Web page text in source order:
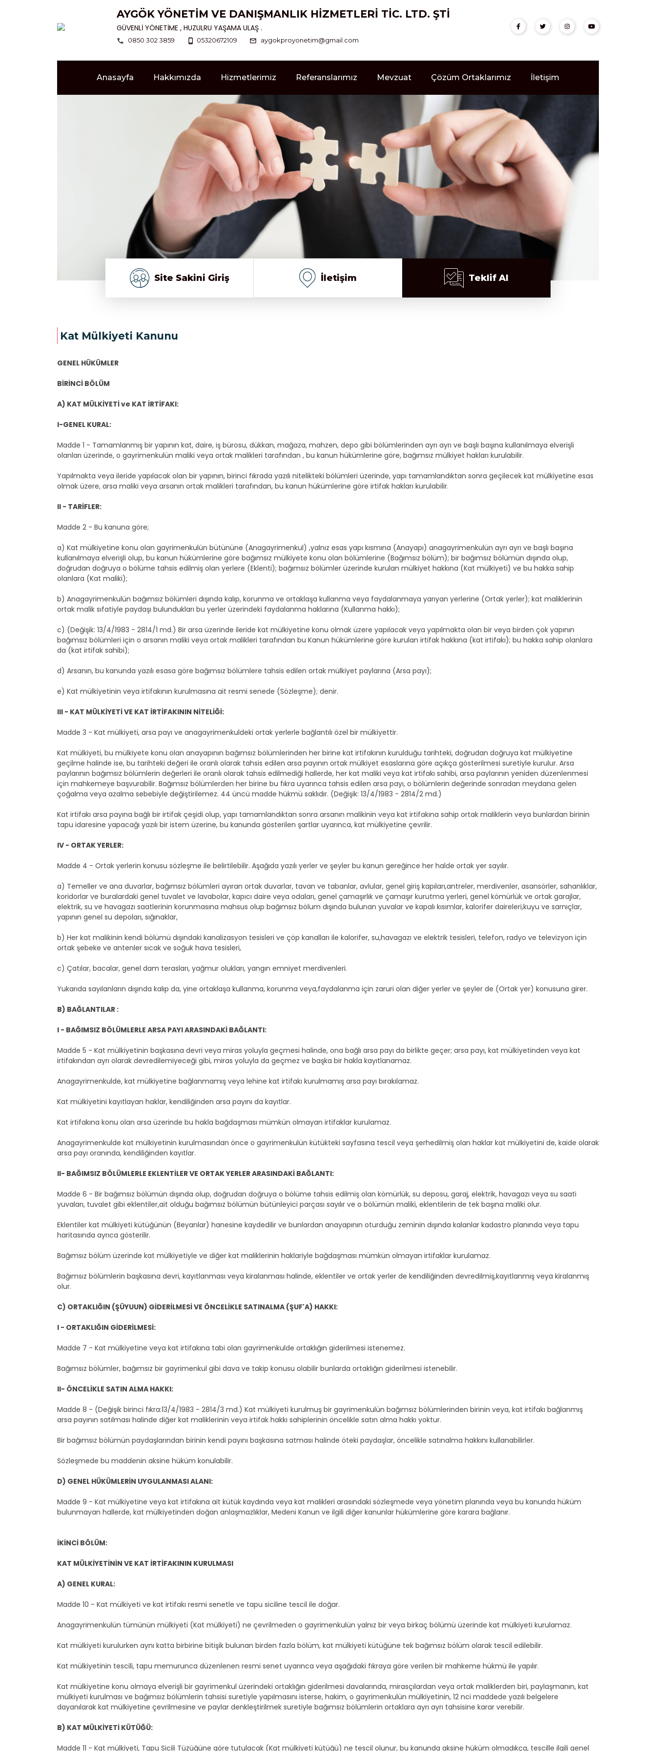
AYGÖK YÖNETİM VE DANIŞMANLIK HİZMETLERİ TİC. LTD. ŞTİ
GÜVENLİ YÖNETİME , HUZULRU YAŞAMA ULAŞ .
0850 302 3859 05320672109 aygokproyonetim@gmail.com
Anasayfa Hakkımızda Hizmetlerimiz Referanslarımız Mevzuat Çözüm Ortaklarımız İletişim
Site Sakini Giriş İletişim Teklif Al
Kat Mülkiyeti Kanunu
GENEL HÜKÜMLER
BİRİNCİ BÖLÜM
A) KAT MÜLKİYETİ ve KAT İRTİFAKI:
I-GENEL KURAL:
Madde 1 - Tamamlanmış bir yapının kat, daire, iş bürosu, dükkan, mağaza, mahzen, depo gibi bölümlerinden ayrı ayrı ve başlı başına kullanılmaya elverişli
olanları üzerinde, o gayrimenkulün maliki veya ortak malikleri tarafından , bu kanun hükümlerine göre, bağımsız mülkiyet hakları kurulabilir.
Yapılmakta veya ileride yapılacak olan bir yapının, birinci fıkrada yazılı nitelikteki bölümleri üzerinde, yapı tamamlandıktan sonra geçilecek kat mülkiyetine esas
olmak üzere, arsa maliki veya arsanın ortak malikleri tarafından, bu kanun hükümlerine göre irtifak hakları kurulabilir.
II - TARİFLER:
Madde 2 - Bu kanuna göre;
a) Kat mülkiyetine konu olan gayrimenkulün bütününe (Anagayrimenkul) ,yalnız esas yapı kısmına (Anayapı) anagayrimenkulün ayrı ayrı ve başlı başına
kullanılmaya elverişli olup, bu kanun hükümlerine göre bağımsız mülkiyete konu olan bölümlerine (Bağımsız bölüm); bir bağımsız bölümün dışında olup,
doğrudan doğruya o bölüme tahsis edilmiş olan yerlere (Eklenti); bağımsız bölümler üzerinde kurulan mülkiyet hakkına (Kat mülkiyeti) ve bu hakka sahip
olanlara (Kat maliki);
b) Anagayrimenkulün bağımsız bölümleri dışında kalıp, korunma ve ortaklaşa kullanma veya faydalanmaya yarıyan yerlerine (Ortak yerler); kat maliklerinin
ortak malik sıfatiyle paydaşı bulundukları bu yerler üzerindeki faydalanma haklarına (Kullanma hakkı);
c) (Değişik: 13/4/1983 - 2814/1 md.) Bir arsa üzerinde ileride kat mülkiyetine konu olmak üzere yapılacak veya yapılmakta olan bir veya birden çok yapının
bağımsız bölümleri için o arsanın maliki veya ortak malikleri tarafından bu Kanun hükümlerine göre kurulan irtifak hakkına (kat irtifakı); bu hakka sahip olanlara
da (kat irtifak sahibi);
d) Arsanın, bu kanunda yazılı esasa göre bağımsız bölümlere tahsis edilen ortak mülkiyet paylarına (Arsa payı);
e) Kat mülkiyetinin veya irtifakının kurulmasına ait resmi senede (Sözleşme); denir.
III - KAT MÜLKİYETİ VE KAT İRTİFAKININ NİTELİĞİ:
Madde 3 - Kat mülkiyeti, arsa payı ve anagayrimenkuldeki ortak yerlerle bağlantılı özel bir mülkiyettir.
Kat mülkiyeti, bu mülkiyete konu olan anayapının bağımsız bölümlerinden her birine kat irtifakının kurulduğu tarihteki, doğrudan doğruya kat mülkiyetine
geçilme halinde ise, bu tarihteki değeri ile oranlı olarak tahsis edilen arsa payının ortak mülkiyet esaslarına göre açıkça gösterilmesi suretiyle kurulur. Arsa
paylarının bağımsız bölümlerin değerleri ile oranlı olarak tahsis edilmediği hallerde, her kat maliki veya kat irtifakı sahibi, arsa paylarının yeniden düzenlenmesi
için mahkemeye başvurabilir. Bağımsız bölümlerden her birine bu fıkra uyarınca tahsis edilen arsa payı, o bölümlerin değerinde sonradan meydana gelen
çoğalma veya azalma sebebiyle değiştirilemez. 44 üncü madde hükmü saklıdır. (Değişik: 13/4/1983 - 2814/2 md.)
Kat irtifakı arsa payına bağlı bir irtifak çeşidi olup, yapı tamamlandıktan sonra arsanın malikinin veya kat irtifakına sahip ortak maliklerin veya bunlardan birinin
tapu idaresine yapacağı yazılı bir istem üzerine, bu kanunda gösterilen şartlar uyarınca, kat mülkiyetine çevrilir.
IV - ORTAK YERLER:
Madde 4 - Ortak yerlerin konusu sözleşme ile belirtilebilir. Aşağıda yazılı yerler ve şeyler bu kanun gereğince her halde ortak yer sayılır.
a) Temeller ve ana duvarlar, bağımsız bölümleri ayıran ortak duvarlar, tavan ve tabanlar, avlular, genel giriş kapıları,antreler, merdivenler, asansörler, sahanlıklar,
koridorlar ve buralardaki genel tuvalet ve lavabolar, kapıcı daire veya odaları, genel çamaşırlık ve çamaşır kurutma yerleri, genel kömürlük ve ortak garajlar,
elektrik, su ve havagazı saatlerinin korunmasına mahsus olup bağımsız bölum dışında bulunan yuvalar ve kapalı kısımlar, kalorifer daireleri,kuyu ve sarnıçlar,
yapının genel su depoları, sığınaklar,
b) Her kat malikinin kendi bölümü dışındaki kanalizasyon tesisleri ve çöp kanalları ile kalorifer, su,havagazı ve elektrik tesisleri, telefon, radyo ve televizyon için
ortak şebeke ve antenler sıcak ve soğuk hava tesisleri,
c) Çatılar, bacalar, genel dam terasları, yağmur olukları, yangın emniyet merdivenleri.
Yukarıda sayılanların dışında kalıp da, yine ortaklaşa kullanma, korunma veya,faydalanma için zaruri olan diğer yerler ve şeyler de (Ortak yer) konusuna girer.
B) BAĞLANTILAR :
I - BAĞIMSIZ BÖLÜMLERLE ARSA PAYI ARASINDAKİ BAĞLANTI:
Madde 5 - Kat mülkiyetinin başkasına devri veya miras yoluyla geçmesi halinde, ona bağlı arsa payı da birlikte geçer; arsa payı, kat mülkiyetinden veya kat
irtifakından ayrı olarak devredilemiyeceği gibi, miras yoluyla da geçmez ve başka bir hakla kayıtlanamaz.
Anagayrimenkulde, kat mülkiyetine bağlanmamış veya lehine kat irtifakı kurulmamış arsa payı bırakılamaz.
Kat mülkiyetini kayıtlayan haklar, kendiliğinden arsa payını da kayıtlar.
Kat irtifakına konu olan arsa üzerinde bu hakla bağdaşması mümkün olmayan irtifaklar kurulamaz.
Anagayrimenkulde kat mülkiyetinin kurulmasından önce o gayrimenkulün kütükteki sayfasına tescil veya şerhedilmiş olan haklar kat mülkiyetini de, kaide olarak
arsa payı oranında, kendiliğinden kayıtlar.
II- BAĞIMSIZ BÖLÜMLERLE EKLENTİLER VE ORTAK YERLER ARASINDAKİ BAĞLANTI:
Madde 6 - Bir bağımsız bölümün dışında olup, doğrudan doğruya o bölüme tahsis edilmiş olan kömürlük, su deposu, garaj, elektrik, havagazı veya su saati
yuvaları, tuvalet gibi eklentiler,ait olduğu bağımsız bölümün bütünleyici parçası sayılır ve o bölümün maliki, eklentilerin de tek başına maliki olur.
Eklentiler kat mülkiyeti kütüğünün (Beyanlar) hanesine kaydedilir ve bunlardan anayapının oturduğu zeminin dışında kalanlar kadastro planında veya tapu
haritasında ayrıca gösterilir.
Bağımsız bölüm üzerinde kat mülkiyetiyle ve diğer kat maliklerinin haklariyle bağdaşması mümkün olmayan irtifaklar kurulamaz.
Bağımsız bölümlerin başkasına devri, kayıtlanması veya kiralanması halinde, eklentiler ve ortak yerler de kendiliğinden devredilmiş,kayıtlanmış veya kiralanmış
olur.
C) ORTAKLIĞIN (ŞÜYUUN) GİDERİLMESİ VE ÖNCELİKLE SATINALMA (ŞUF'A) HAKKI:
I - ORTAKLIĞIN GİDERİLMESİ:
Madde 7 - Kat mülkiyetine veya kat irtifakına tabi olan gayrimenkulde ortaklığın giderilmesi istenemez.
Bağımsız bölümler, bağımsız bir gayrimenkul gibi dava ve takip konusu olabilir bunlarda ortaklığın giderilmesi istenebilir.
II- ÖNCELİKLE SATIN ALMA HAKKI:
Madde 8 - (Değişik birinci fıkra:13/4/1983 - 2814/3 md.) Kat mülkiyeti kurulmuş bir gayrimenkulün bağımsız bölümlerinden birinin veya, kat irtifakı bağlanmış
arsa payının satılması halinde diğer kat maliklerinin veya irtifak hakkı sahiplerinin öncelikle satın alma hakkı yoktur.
Bir bağımsız bölümün paydaşlarından birinin kendi payını başkasına satması halinde öteki paydaşlar, öncelikle satınalma hakkını kullanabilirler.
Sözleşmede bu maddenin aksine hüküm konulabilir.
D) GENEL HÜKÜMLERİN UYGULANMASI ALANI:
Madde 9 - Kat mülkiyetine veya kat irtifakına ait kütük kaydında veya kat malikleri arasındaki sözleşmede veya yönetim planında veya bu kanunda hüküm
bulunmayan hallerde, kat mülkiyetinden doğan anlaşmazlıklar, Medeni Kanun ve ilgili diğer kanunlar hükümlerine göre karara bağlanır.
İKİNCİ BÖLÜM:
KAT MÜLKİYETİNİN VE KAT İRTİFAKININ KURULMASI
A) GENEL KURAL:
Madde 10 - Kat mülkiyeti ve kat irtifakı resmi senetle ve tapu siciline tescil ile doğar.
Anagayrimenkulün tümünün mülkiyeti (Kat mülkiyeti) ne çevrilmeden o gayrimenkulün yalnız bir veya birkaç bölümü üzerinde kat mülkiyeti kurulamaz.
Kat mülkiyeti kurulurken aynı katta birbirine bitişik bulunan birden fazla bölüm, kat mülkiyeti kütüğüne tek bağımsız bölüm olarak tescil edilebilir.
Kat mülkiyetinin tescili, tapu memurunca düzenlenen resmi senet uyarınca veya aşağıdaki fıkraya göre verilen bir mahkeme hükmü ile yapılır.
Kat mülkiyetine konu olmaya elverişli bir gayrimenkul üzerindeki ortaklığın giderilmesi davalarında, mirasçılardan veya ortak maliklerden biri, paylaşmanın, kat
mülkiyeti kurulması ve bağımsız bölümlerin tahsisi suretiyle yapılmasını isterse, hakim, o gayrimenkulün mülkiyetinin, 12 nci maddede yazılı belgelere
dayanılarak kat mülkiyetine çevrilmesine ve paylar denkleştirilmek suretiyle bağımsız bölümlerin ortaklara ayrı ayrı tahsisine karar verebilir.
B) KAT MÜLKİYETİ KÜTÜĞÜ:
Madde 11 - Kat mülkiyeti, Tapu Sicili Tüzüğüne göre tutulacak (Kat mülkiyeti kütüğü) ne tescil olunur, bu kanunda aksine hüküm olmadıkça, tescille ilgili genel